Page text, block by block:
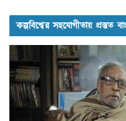
কল্পবিশ্বের সহযোগীতায় প্রস্তুত